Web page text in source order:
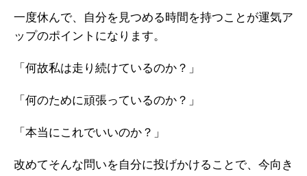
一度休んで、自分を見つめる時間を持つことが運気ア
ップのポイントになります。
「何故私は走り続けているのか？」
「何のために頑張っているのか？」
「本当にこれでいいのか？」
改めてそんな問いを自分に投げかけることで、今向き